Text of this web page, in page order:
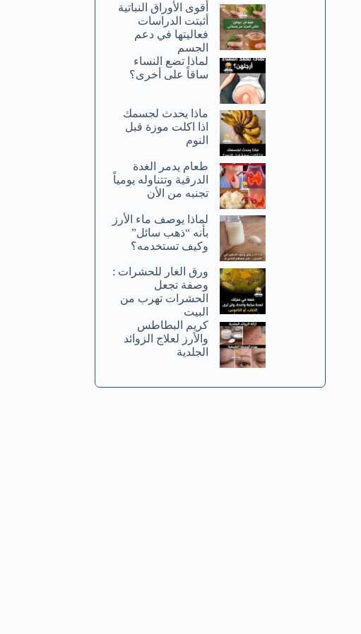
أقوى الأوراق النباتية
أثبتت الدراسات
فعاليتها في دعم
الجسم
لماذا تضع النساء
ساقاً على أخرى؟
ماذا يحدث لجسمك
اذا اكلت موزة قبل
النوم
طعام يدمر الغدة
الدرقية وتتناوله يومياً
تجنبه من الأن
لماذا يوصف ماء الأرز
بأنه “ذهب سائل”
وكيف تستخدمه؟
ورق الغار للحشرات :
وصفة تجعل
الحشرات تهرب من
البيت
كريم البطاطس
والأرز لعلاج الزوائد
الجلدية